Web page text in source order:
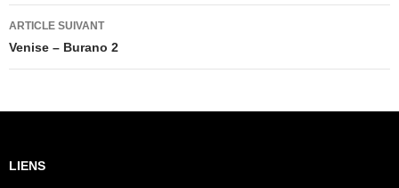
articles
ARTICLE SUIVANT
Venise – Burano 2
LIENS